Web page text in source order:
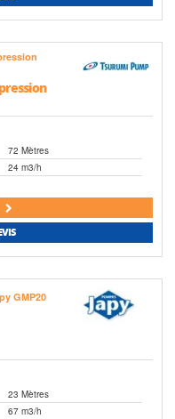
72 Mètres
24 m3/h
23 Mètres
67 m3/h